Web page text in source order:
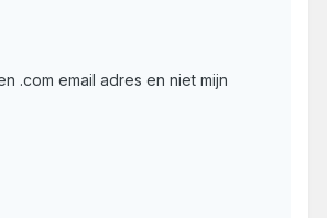
.com email adres en niet mijn